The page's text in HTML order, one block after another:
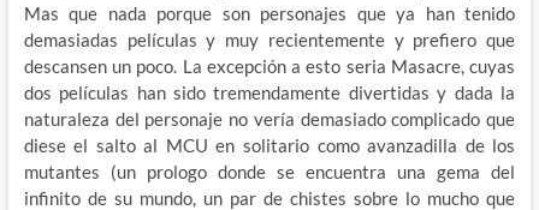
Mas que nada porque son personajes que ya han tenido
demasiadas películas y muy recientemente y prefiero que
descansen un poco. La excepción a esto seria Masacre, cuyas
dos películas han sido tremendamente divertidas y dada la
naturaleza del personaje no vería demasiado complicado que
diese el salto al MCU en solitario como avanzadilla de los
mutantes (un prologo donde se encuentra una gema del
infinito de su mundo, un par de chistes sobre lo mucho que